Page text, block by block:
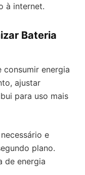
à internet.
Bateria
energia
ajustar
para uso mais
e
plano.
de energia